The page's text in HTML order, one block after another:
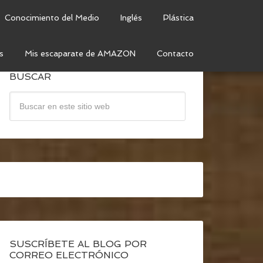
Conocimiento del Medio Inglés Plástica
Mis escaparate de AMAZON Contacto
BUSCAR
SUSCRÍBETE AL BLOG POR
CORREO ELECTRÓNICO